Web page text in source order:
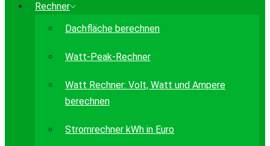
Rechner
Dachfläche berechnen
Watt-Peak-Rechner
Watt Rechner: Volt, Watt und Ampere
berechnen
Stromrechner kWh in Euro